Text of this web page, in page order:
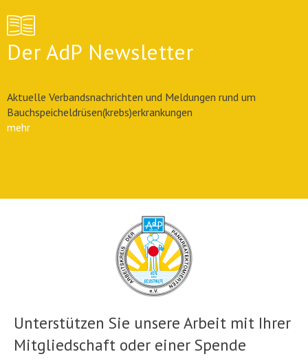
Der AdP Newsletter
Aktuelle Verbandsnachrichten und Meldungen rund um
Bauchspeicheldrüsen(krebs)erkrankungen
mehr
Unterstützen Sie unsere Arbeit mit Ihrer
Mitgliedschaft oder einer Spende